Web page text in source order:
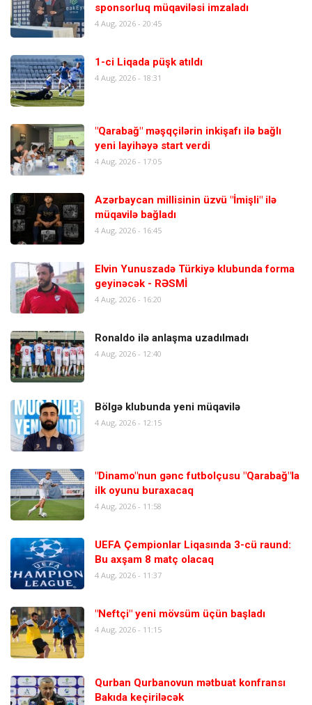
sponsorluq müqaviləsi imzaladı
4 Aug, 2026 - 20:45
1-ci Liqada püşk atıldı
4 Aug, 2026 - 18:31
"Qarabağ" məşqçilərin inkişafı ilə bağlı
yeni layihəyə start verdi
4 Aug, 2026 - 17:05
Azərbaycan millisinin üzvü "İmişli" ilə
müqavilə bağladı
4 Aug, 2026 - 16:45
Elvin Yunuszadə Türkiyə klubunda forma
geyinəcək - RƏSMİ
4 Aug, 2026 - 16:20
Ronaldo ilə anlaşma uzadılmadı
4 Aug, 2026 - 12:40
Bölgə klubunda yeni müqavilə
4 Aug, 2026 - 12:15
"Dinamo"nun gənc futbolçusu "Qarabağ"la
ilk oyunu buraxacaq
4 Aug, 2026 - 11:58
UEFA Çempionlar Liqasında 3-cü raund:
Bu axşam 8 matç olacaq
4 Aug, 2026 - 11:37
"Neftçi" yeni mövsüm üçün başladı
4 Aug, 2026 - 11:15
Qurban Qurbanovun mətbuat konfransı
Bakıda keçiriləcək